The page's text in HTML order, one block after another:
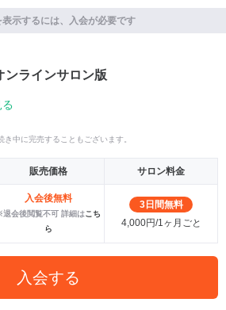
表示するには、入会が必要です
ラインサロン版
き中に完売することもございます。
販売価格 サロン料金
入会後無料
会後閲覧不可 詳細はこち
ら
3日間無料
4,000円/1ヶ月ごと
入会する